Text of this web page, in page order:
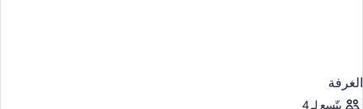
الغرفة
يتّسع لـ 4